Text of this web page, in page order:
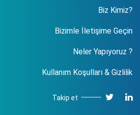
Biz Kimiz?
Bizimle İletişime Geçin
Neler Yapıyoruz ?
Kullanım Koşulları & Gizlilik
Takip et